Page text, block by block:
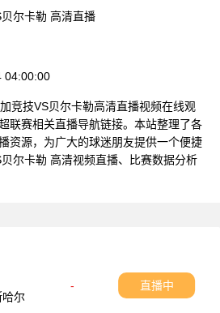
尔卡勒 高清直播
04:00:00
竞技VS贝尔卡勒高清直播视频在线观
联赛相关直播导航链接。本站整理了各
资源，为广大的球迷朋友提供一个便捷
尔卡勒 高清视频直播、比赛数据分析
-
哈尔
直播中